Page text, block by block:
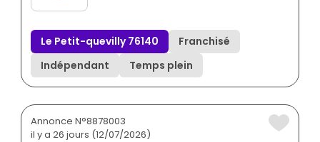
Le Petit-quevilly 76140
Franchisé
Indépendant
Temps plein
Annonce N°8878003
il y a 26 jours (12/07/2026)